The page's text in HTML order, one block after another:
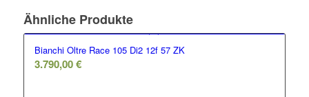
Ähnliche Produkte
Bianchi Oltre Race 105 Di2 12f 57 ZK
3.790,00€